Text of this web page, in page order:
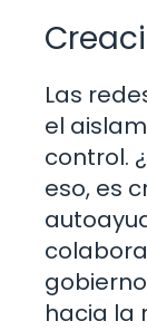
Las
el
control.
eso, es
hacia la